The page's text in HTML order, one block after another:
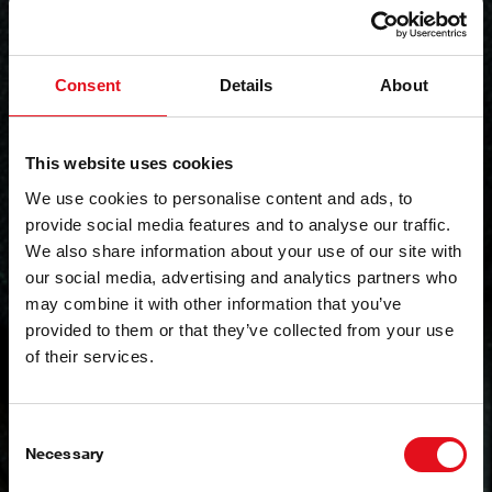
Consent Details About
This website uses cookies
We use cookies to personalise content and ads, to
provide social media features and to analyse our traffic.
We also share information about your use of our site with
our social media, advertising and analytics partners who
may combine it with other information that you’ve
provided to them or that they’ve collected from your use
of their services.
Selection
Necessary
програмах, що буде вигідно вирізняти ваше
СТО від інших.
Переваги участі в програмі febi
Expert Service
Лояльне ставлення з боку постачальника
Покращення іміджу СТО в очах клієнтів
Надання статусу офіційного учасника
партнерської програми febi Expert Service
Індивідуальні технічні семінари
Спілкування з іншими учаниками